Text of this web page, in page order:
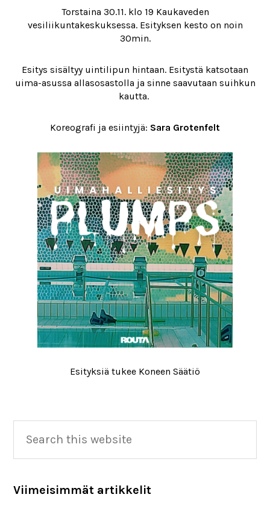
Torstaina 30.11. klo 19 Kaukaveden
vesiliikuntakeskuksessa. Esityksen kesto on noin
30min.
Esitys sisältyy uintilipun hintaan. Esitystä katsotaan
uima-asussa allasosastolla ja sinne saavutaan suihkun
kautta.
Koreografi ja esiintyjä: Sara Grotenfelt
Esityksiä tukee Koneen Säätiö
Primary
Sidebar
this
Viimeisimmät artikkelit